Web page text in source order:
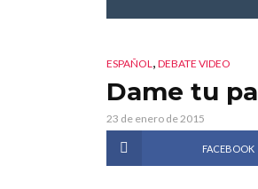
ESPAÑOL, DEBATE VIDEO
Dame tu
23 de enero de 2015
FACEBOOK